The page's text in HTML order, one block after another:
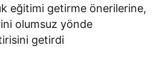
eğitimi getirme önerilerine,
olumsuz yönde
getirdi